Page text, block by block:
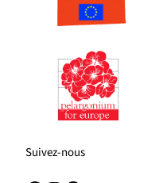
Suivez-nous